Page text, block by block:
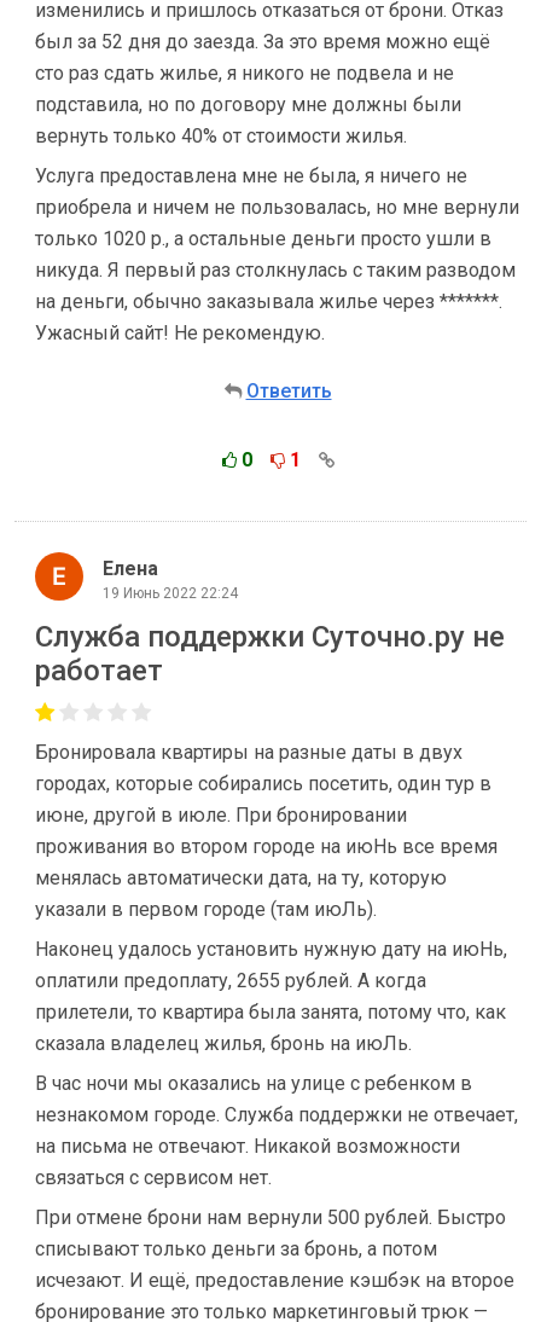
изменились и пришлось отказаться от брони. Отказ
был за 52 дня до заезда. За это время можно ещё
сто раз сдать жилье, я никого не подвела и не
подставила, но по договору мне должны были
вернуть только 40% от стоимости жилья.
Услуга предоставлена мне не была, я ничего не
приобрела и ничем не пользовалась, но мне вернули
только 1020 р., а остальные деньги просто ушли в
никуда. Я первый раз столкнулась с таким разводом
на деньги, обычно заказывала жилье через *******.
Ужасный сайт! Не рекомендую.
Ответить
0 1
Елена
19 Июнь 2022 22:24
Служба поддержки Суточно.ру не
работает
Бронировала квартиры на разные даты в двух
городах, которые собирались посетить, один тур в
июне, другой в июле. При бронировании
проживания во втором городе на июНь все время
менялась автоматически дата, на ту, которую
указали в первом городе (там июЛь).
Наконец удалось установить нужную дату на июНь,
оплатили предоплату, 2655 рублей. А когда
прилетели, то квартира была занята, потому что, как
сказала владелец жилья, бронь на июЛь.
В час ночи мы оказались на улице с ребенком в
незнакомом городе. Служба поддержки не отвечает,
на письма не отвечают. Никакой возможности
связаться с сервисом нет.
При отмене брони нам вернули 500 рублей. Быстро
списывают только деньги за бронь, а потом
исчезают. И ещё, предоставление кэшбэк на второе
бронирование это только маркетинговый трюк —